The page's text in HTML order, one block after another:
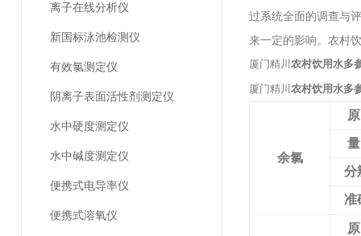
离子在线分析仪
新国标泳池检测仪
有效氯测定仪
阴离子表面活性剂测定仪
水中硬度测定仪
水中碱度测定仪
便携式电导率仪
便携式溶氧仪
过系统全面的调查与
来一定的影响。农村
厦门精川 农村饮用水多
厦门精川 农村饮用水多
余氯
原
量
分
准
原